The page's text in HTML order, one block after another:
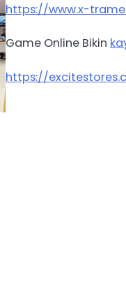
https://www.x-
Game Online Bikin
https://